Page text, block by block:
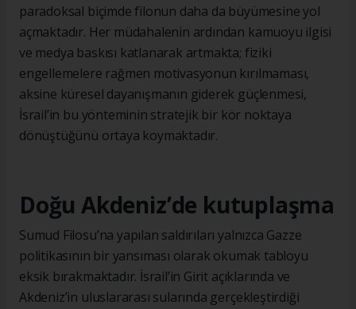
paradoksal biçimde filonun daha da büyümesine yol
açmaktadır. Her müdahalenin ardından kamuoyu ilgisi
ve medya baskısı katlanarak artmakta; fiziki
engellemelere rağmen motivasyonun kırılmaması,
aksine küresel dayanışmanın giderek güçlenmesi,
İsrail’in bu yönteminin stratejik bir kör noktaya
dönüştüğünü ortaya koymaktadır.
Doğu Akdeniz’de kutuplaşma
Sumud Filosu’na yapılan saldırıları yalnızca Gazze
politikasının bir yansıması olarak okumak tabloyu
eksik bırakmaktadır. İsrail’in Girit açıklarında ve
Akdeniz’in uluslararası sularında gerçekleştirdiği